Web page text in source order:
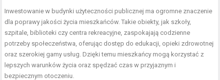
Inwestowanie w budynki użyteczności publicznej ma ogromne znaczenie
dla poprawy jakości życia mieszkańców. Takie obiekty, jak szkoły,
szpitale, biblioteki czy centra rekreacyjne, zaspokajają codzienne
potrzeby społeczeństwa, oferując dostęp do edukacji, opieki zdrowotnej
oraz szerokiej gamy usług. Dzięki temu mieszkańcy mogą korzystać z
lepszych warunków życia oraz spędzać czas w przyjaznym i
bezpiecznym otoczeniu.